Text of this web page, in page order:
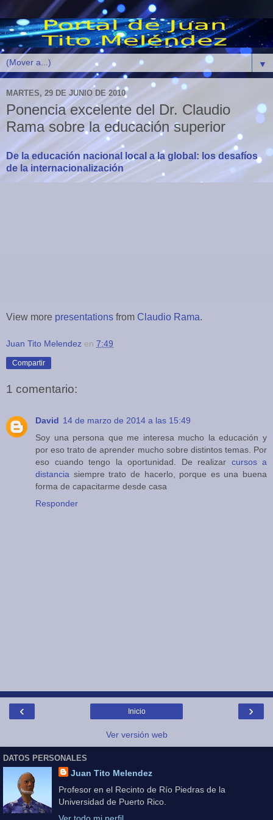
▼
MARTES, 29 DE JUNIO DE 2010
Ponencia excelente del Dr. Claudio
Rama sobre la educación superior
De la educación nacional local a la global: los desafíos
de la internacionalización
View more presentations from Claudio Rama.
Juan Tito Melendez en 7:49
Compartir
1 comentario:
David 14 de marzo de 2014 a las 15:49
Soy una persona que me interesa mucho la educación y
por eso trato de aprender mucho sobre distintos temas. Por
eso cuando tengo la oportunidad. De realizar cursos a
distancia siempre trato de hacerlo, porque es una buena
forma de capacitarme desde casa
Responder
‹ ›
Inicio
Ver versión web
DATOS PERSONALES
Juan Tito Melendez
Profesor en el Recinto de Río Piedras de la
Universidad de Puerto Rico.